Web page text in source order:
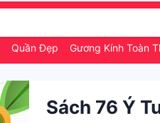
Quần Đẹp Gương Kính Toàn
Sách 76 Ý